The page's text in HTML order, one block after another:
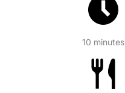
10 minutes